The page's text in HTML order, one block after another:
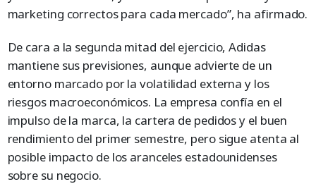
marketing correctos para cada mercado”, ha afirmado.
De cara a la segunda mitad del ejercicio, Adidas
mantiene sus previsiones, aunque advierte de un
entorno marcado por la volatilidad externa y los
riesgos macroeconómicos. La empresa confía en el
impulso de la marca, la cartera de pedidos y el buen
rendimiento del primer semestre, pero sigue atenta al
posible impacto de los aranceles estadounidenses
sobre su negocio.